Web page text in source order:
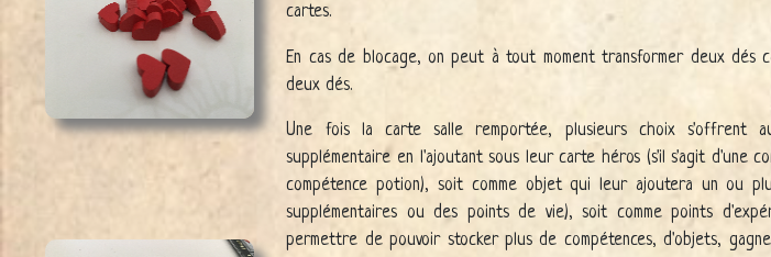
cartes.
En cas de blocage, on peut à tout moment transformer deux
deux dés.
Une fois la carte salle remportée, plusieurs choix s'offrent
supplémentaire en l'ajoutant sous leur carte héros (s'il s'agit d'une
compétence potion), soit comme objet qui leur ajoutera un ou
supplémentaires ou des points de vie), soit comme points
permettre de pouvoir stocker plus de compétences, d'objets,